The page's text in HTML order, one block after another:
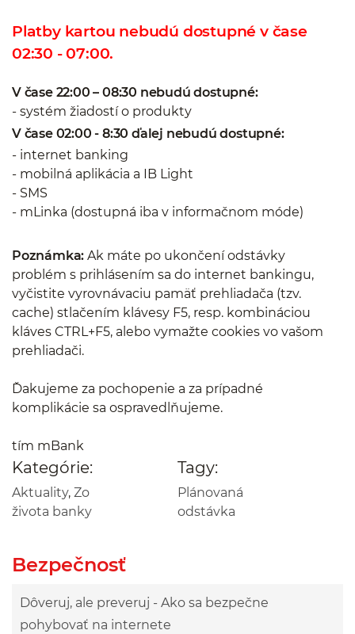
Platby kartou nebudú dostupné v čase
02:30 - 07:00.
V čase 22:00 – 08:30 nebudú dostupné:
- systém žiadostí o produkty
V čase 02:00 - 8:30 ďalej nebudú dostupné:
- internet banking
- mobilná aplikácia a IB Light
- SMS
- mLinka (dostupná iba v informačnom móde)
Poznámka: Ak máte po ukončení odstávky
problém s prihlásením sa do internet bankingu,
vyčistite vyrovnávaciu pamäť prehliadača (tzv.
cache) stlačením klávesy F5, resp. kombináciou
kláves CTRL+F5, alebo vymažte cookies vo vašom
prehliadači.
Ďakujeme za pochopenie a za prípadné
komplikácie sa ospravedlňujeme.
tím mBank
Kategórie:
Aktuality, Zo
života banky
Tagy:
Plánovaná
odstávka
Bezpečnosť
Dôveruj, ale preveruj - Ako sa bezpečne
pohybovať na internete